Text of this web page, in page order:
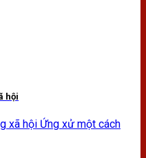
hội
xã hội Ứng xử một cách